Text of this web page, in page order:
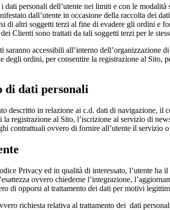
dati personali dell’utente nei limiti e con le
dall’utente in occasione della raccolta dei
di altri soggetti terzi al fine di evadere gli ordini e
Clienti sono trattati da tali soggetti terzi per le
saranno accessibili all’interno
degli ordini, per consentire la registrazione al
di dati personali
descritto in relazione ai c.d. dati di navigazione, il
la registrazione al Sito, l’iscrizione al servizio di
contrattuali ovvero di fornire all’utente il servizio
Privacy ed in qualità di interessato, l’utente
ovvero chiederne l’integrazione,
di opporsi al trattamento dei dati per motivi
richiesta relativa al trattamento dei dati